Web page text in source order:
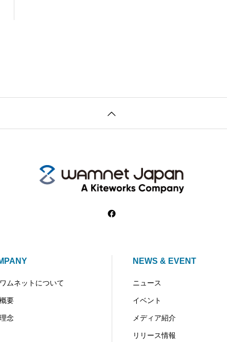
ムネットについて
要
念
NEWS & EVENT
ニュース
イベント
メディア紹介
リリース情報